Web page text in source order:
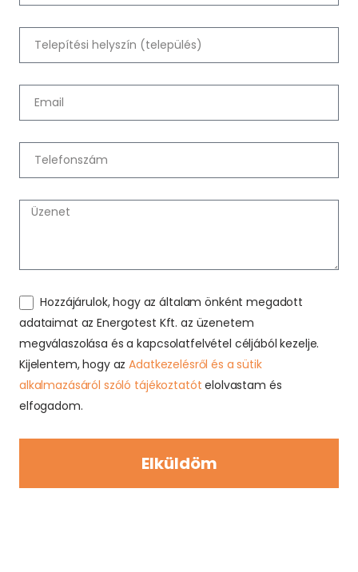
Hozzájárulok, hogy az általam önként megadott
adataimat az Energotest Kft. az üzenetem
megválaszolása és a kapcsolatfelvétel céljából kezelje.
Kijelentem, hogy azAdatkezelésről és a sütik
alkalmazásáról szóló tájékoztatót elolvastam és
elfogadom.
Elküldöm